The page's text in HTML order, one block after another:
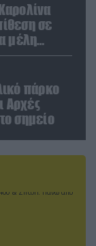
σε
μέλη
πάρκο
Αρχές
σημείο